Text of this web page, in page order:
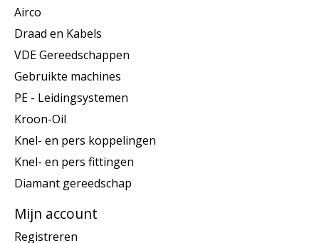
Airco
Draad en Kabels
VDE Gereedschappen
Gebruikte machines
PE - Leidingsystemen
Kroon-Oil
Knel- en pers koppelingen
Knel- en pers fittingen
Diamant gereedschap
Mijn account
Registreren